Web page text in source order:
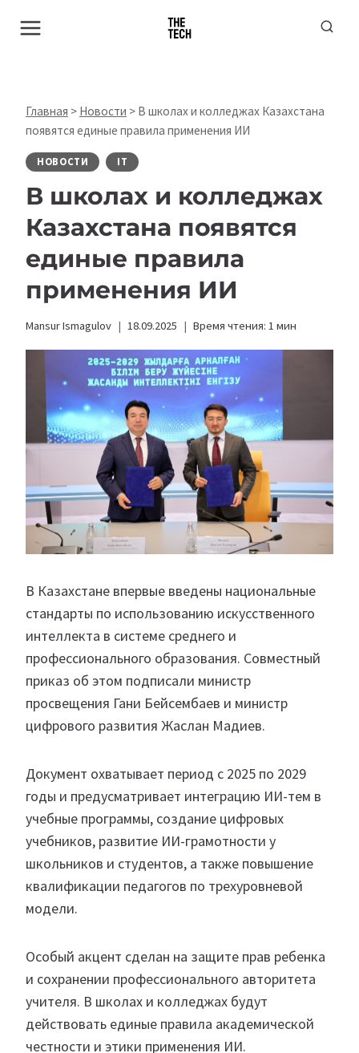
Главная > Новости > В школах и колледжах Казахстана
появятся единые правила применения ИИ
НОВОСТИ IT
В школах и колледжах
Казахстана появятся
единые правила
применения ИИ
Mansur Ismagulov 18.09.2025 Время чтения: 1 мин
В Казахстане впервые введены национальные
стандарты по использованию искусственного
интеллекта в системе среднего и
профессионального образования. Совместный
приказ об этом подписали министр
просвещения Гани Бейсембаев и министр
цифрового развития Жаслан Мадиев.
Документ охватывает период с 2025 по 2029
годы и предусматривает интеграцию ИИ-тем в
учебные программы, создание цифровых
учебников, развитие ИИ-грамотности у
школьников и студентов, а также повышение
квалификации педагогов по трехуровневой
модели.
Особый акцент сделан на защите прав ребенка
и сохранении профессионального авторитета
учителя. В школах и колледжах будут
действовать единые правила академической
честности и этики применения ИИ.